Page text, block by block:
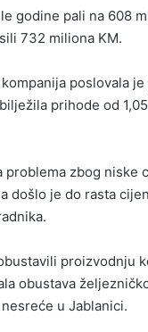
godine pali na 608
732 miliona KM.
poslovala
prihode od
problema zbog niske
došlo je do rasta
proizvodnju
obustava
u Jablanici.